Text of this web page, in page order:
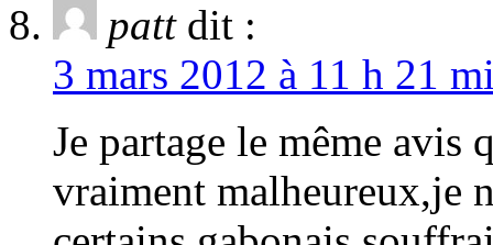
patt dit :
3 mars 2012 à 11 h 21
Je partage le même avis
vraiment malheureux,je